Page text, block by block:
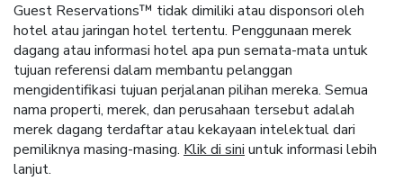
Guest Reservations™ tidak dimiliki atau disponsori oleh
hotel atau jaringan hotel tertentu. Penggunaan merek
dagang atau informasi hotel apa pun semata-mata untuk
tujuan referensi dalam membantu pelanggan
mengidentifikasi tujuan perjalanan pilihan mereka. Semua
nama properti, merek, dan perusahaan tersebut adalah
merek dagang terdaftar atau kekayaan intelektual dari
pemiliknya masing-masing. Klik di sini untuk informasi lebih
lanjut.